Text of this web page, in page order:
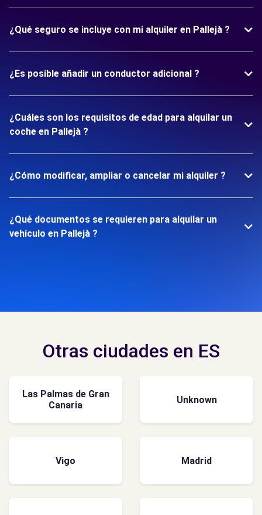
¿Qué seguro se incluye con mi alquiler en Pallejà ?
¿Es posible añadir un conductor adicional ?
¿Cuáles son los requisitos de edad para alquilar un
coche en Pallejà ?
¿Cómo modificar, ampliar o cancelar mi alquiler ?
¿Qué documentos se requieren para alquilar un
vehículo en Pallejà ?
Otras ciudades en ES
Las Palmas de Gran
Canaria
Unknown
Vigo Madrid